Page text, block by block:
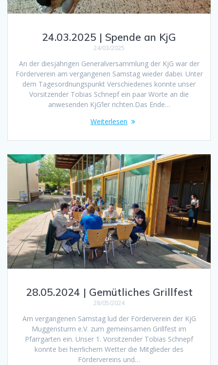
24.03.2025 | Spende an KjG
24/03/2025
An der diesjährigen Generalversammlung der KjG war der
Förderverein am vergangenen Samstag wieder dabei. Unter
dem Tagesordnungspunkt Verschiedenes konnte unser
Vorsitzender Tobias Schnepf ein paar Worte an die
anwesenden KjG’ler richten.Das Ende…
Weiterlesen
28.05.2024 | Gemütliches Grillfest
28/05/2024
Am vergangenen Samstag lud der Förderverein der KjG
Muggensturm e.V. zum gemeinsamen Grillfest im
Pfarrgarten ein. Unser 1. Vorsitzender Tobias Schnepf
konnte bei herrlichem Wetter die Mitglieder des
Fördervereins und…